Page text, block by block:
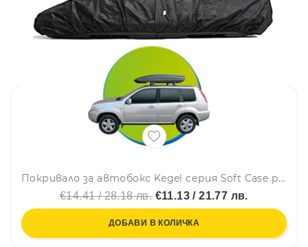
Покривало за автобокс Kegel серия Soft Case размер M черно 135-175сm
€14.41 / 28.18 лв.€11.13 / 21.77 лв.
ДОБАВИ В КОЛИЧКА